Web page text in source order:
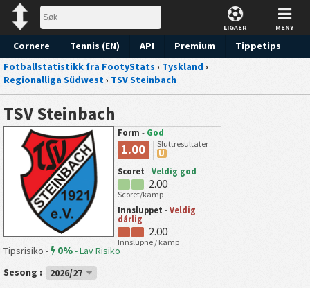
LIGAER MENY
Cornere Tennis (EN) API Premium
Tippetips
Fotballstatistikk fra FootyStats › Tyskland ›
Regionalliga Südwest› TSV Steinbach
TSV Steinbach
Form - God
1.00
Sluttresultater
U
Scoret - Veldig god
2.00
Scoret/kamp
Innsluppet - Veldig
dårlig
2.00
Innslupne / kamp
Tipsrisiko - 0%-Lav Risiko
Sesong :
2026/27